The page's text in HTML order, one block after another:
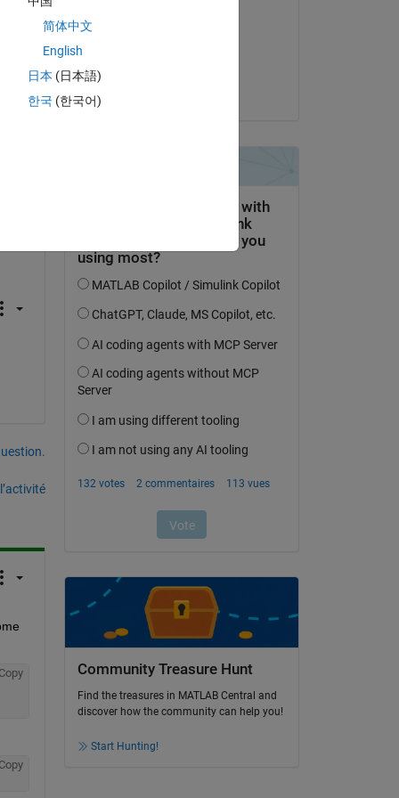
Copy
Copy
le 18 Avr 2023
Acceptée :
Community Treasure Hunt
Find the treasures in MATLAB Central and
discover how the community can help you!
Start Hunting!
简体中文
English
日本 (日本語)
한국 (한국어)